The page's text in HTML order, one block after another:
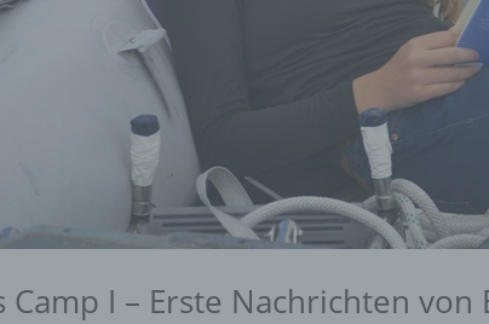
Camp I – Erste Nachrichten von